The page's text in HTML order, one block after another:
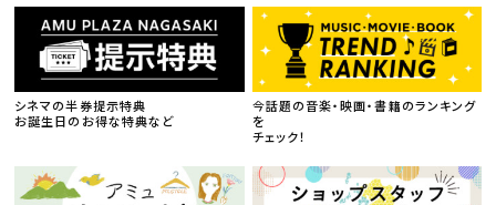
シネマの半券提示特典
お誕生日のお得な特典など
今話題の音楽・映画・書籍のランキング
を
チェック！